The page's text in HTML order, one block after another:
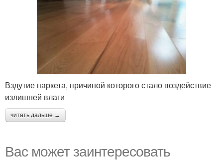
Вздутие паркета, причиной которого стало воздействие
излишней влаги
читать дальше →
Вас может заинтересовать